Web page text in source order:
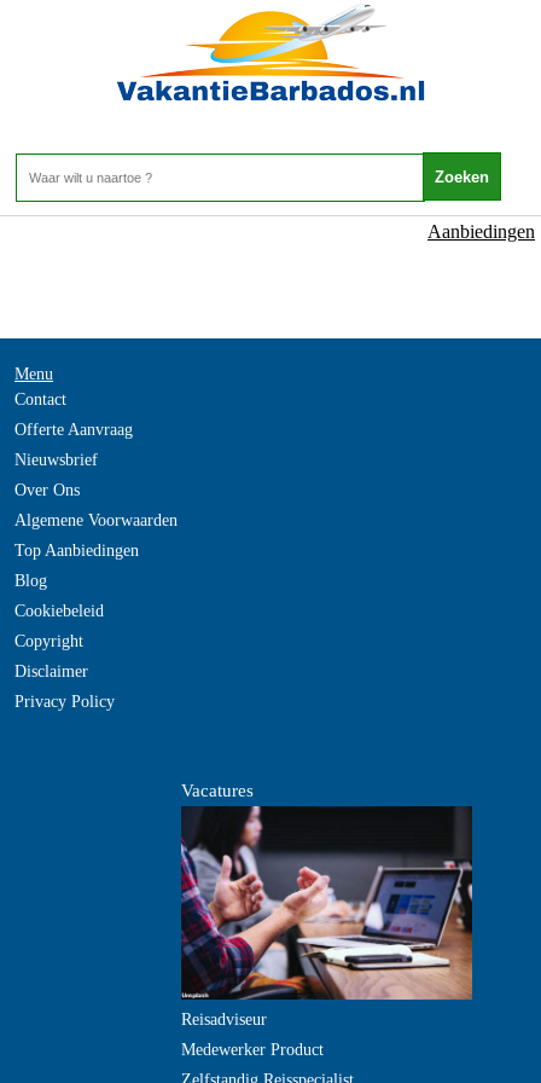
Home>
Aanbiedingen
Menu
Contact
Offerte Aanvraag
Nieuwsbrief
Over Ons
Algemene Voorwaarden
Top Aanbiedingen
Blog
Cookiebeleid
Copyright
Disclaimer
Privacy Policy
Vacatures
Reisadviseur
Medewerker Product